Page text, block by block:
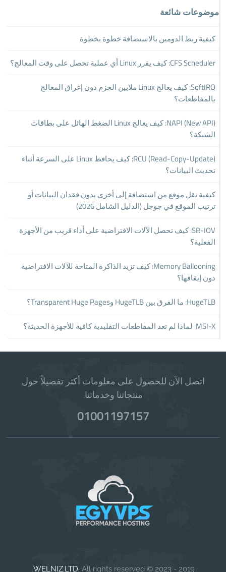
موضوعات شائعة
كيفية ربط الدومين بالاستضافة خطوة بخطوة
CFS Scheduler: كيف يقرر Linux أي عملية تحصل على وقت المعالج؟
SoftIRQ: كيف يعالج Linux ملايين الحزم دون إغراق المعالج
بالمقاطعات؟
NAPI (New API): كيف يعالج Linux الضغط الهائل على بطاقات
الشبكة؟
RCU (Read-Copy-Update): كيف يحافظ Linux على السرعة أثناء
تحديث البيانات؟
كيفية نقل موقع من استضافة إلى أخرى بدون فقدان البيانات أو
ترتيب الموقع في جوجل (الدليل الشامل 2026)
SR-IOV: كيف تحصل الآلات الافتراضية على أداء قريب من الأجهزة
الفعلية؟
Memory Ballooning: كيف تزيد الذاكرة المتاحة للآلات الافتراضية
دون إيقافها؟
HugeTLB: ما الفرق بين HugeTLB وTransparent Huge Pages؟
MSI-X: لماذا لم تعد المقاطعات التقليدية كافية للأجهزة الحديثة؟
اتصل الآن للحصول على معلومات أكثر تفصيلاً حول
منتجاتنا وخدماتنا.
01001197157
2019 - 2023 ©
WELNIZ.LTD. All rights reserved.